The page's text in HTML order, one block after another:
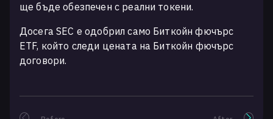
ще бъде обезпечен с реални токени.
Досега SEC е одобрил само Биткойн фючърс
ETF, който следи цената на Биткойн фючърс
договори.